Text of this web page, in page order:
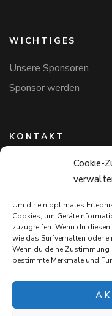
Cookie-
Um dir ein optimales
Cookies, um
zuzugreifen. Wenn du
wie das Surfverhalten oder
Wenn du deine Zustimmung
bestimmte Merkmale und
WICHTIGES
Unsere Sponsoren
Sponsor werden
KONTAKT
Hundefreunde in
Markus Willi Ebert
97711 Maßbach
+49 172 85 64 937